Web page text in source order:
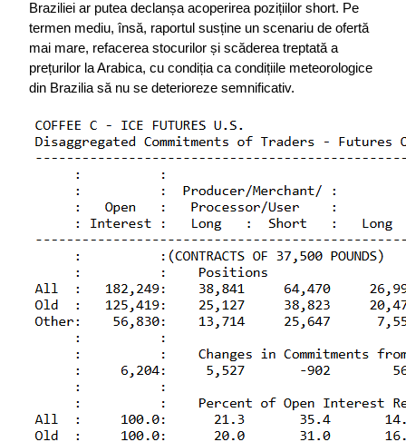
Braziliei ar putea declanșa acoperirea pozițiilor short. Pe
termen mediu, însă, raportul susține un scenariu de ofertă
mai mare, refacerea stocurilor și scăderea treptată a
prețurilor la Arabica, cu condiția ca condițiile meteorologice
din Brazilia să nu se deterioreze semnificativ.